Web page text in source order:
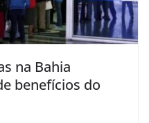
na Bahia
benefícios do